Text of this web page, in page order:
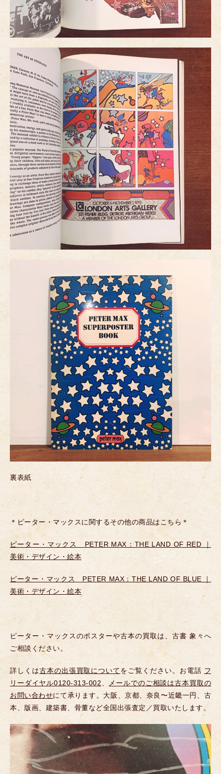
裏表紙
＊ピーター・マックスに関するその他の商品はこちら＊
ピーター・マックス PETER MAX：THE LAND OF RED ｜
美術・デザイン・絵本
ピーター・マックス PETER MAX：THE LAND OF BLUE ｜
美術・デザイン・絵本
ピーター・マックスのポスターや古本の買取は、古書 象々へ
ご相談ください。
詳しくは古本の出張買取についてをご覧ください。お電話 フ
リーダイヤル0120-313-002、
メールでのご相談は古本買取の
お問い合わせにて承ります。大阪、京都、奈良〜近畿一円、古
本、版画、建築書、骨董など全国出張査定／買取いたします。